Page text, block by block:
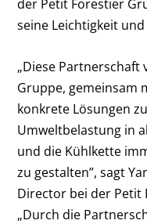
der Petit Forestier
seine Leichtigkeit
„Diese
Gruppe, gemeinsam
konkrete Lösungen
Umweltbelastung in
und die Kühlkette
zu gestalten”, sagt
Director bei der Petit
„Durch die